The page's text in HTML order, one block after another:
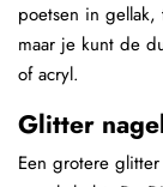
poetsen in
maar je kunt de
of acryl.
Glitter
Een grotere